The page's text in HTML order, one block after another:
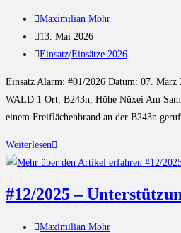
Maximilian Mohr
13. Mai 2026
Einsatz/Einsätze 2026
Einsatz Alarm: #01/2026 Datum: 07.
WALD 1 Ort: B243n, Höhe Nüxei Am
einem Freiflächenbrand an der B243n
Weiterlesen
#12/2025 –
Maximilian Mohr